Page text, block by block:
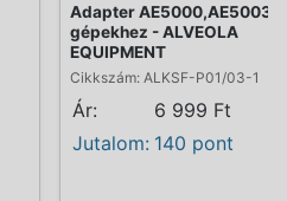
Adapter AE5000,AE5003
gépekhez - ALVEOLA
EQUIPMENT
Cikkszám: ALKSF-P01/03-1
Ár:
6 999 Ft
Jutalom: 140 pont